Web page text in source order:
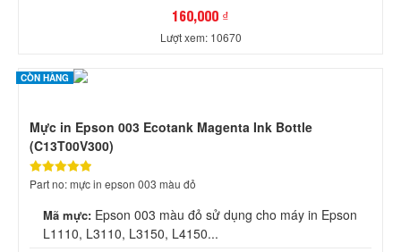
160,000 ₫
Lượt xem: 10670
CÒN HÀNG
Mực in Epson 003 Ecotank Magenta Ink Bottle
(C13T00V300)
Part no: mực in epson 003 màu đỏ
Mã mực: Epson 003 màu đỏ sử dụng cho máy in Epson
L1110, L3110, L3150, L4150...